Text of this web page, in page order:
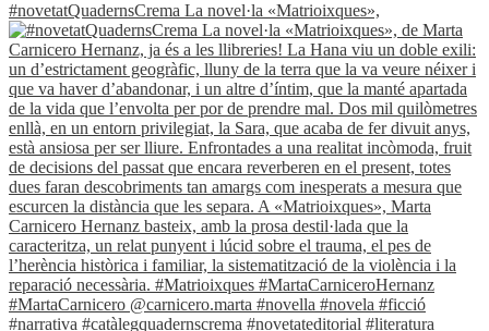
#novetatQuadernsCrema La novel·la «Matrioixques»,